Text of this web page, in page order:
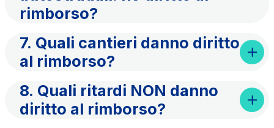
Amplia
infrastrutture complesse
Produzione e vendita di energia da fonti rinnovabili
rimborso?
7. Quali cantieri danno diritto
al rimborso?
8. Quali ritardi NON danno
diritto al rimborso?